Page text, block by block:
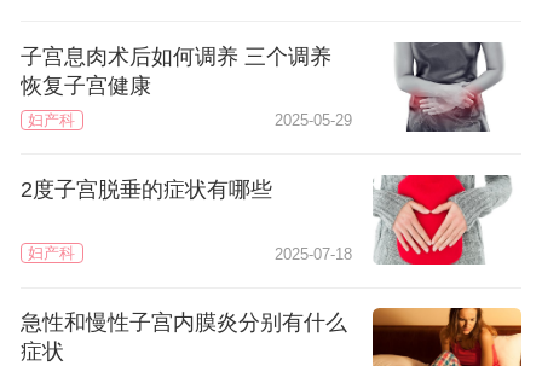
子宫息肉术后如何调养 三个调养
恢复子宫健康
妇产科 2025-05-29
2度子宫脱垂的症状有哪些
妇产科 2025-07-18
急性和慢性子宫内膜炎分别有什么
症状